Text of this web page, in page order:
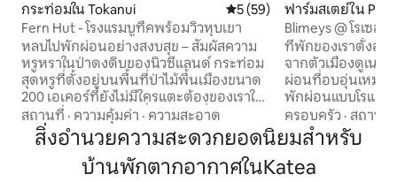
กระท่อมใน Tokanui คะแนนเฉลี่ย 5 จาก 5, 59 รีวิว
5 (59)
Fern Hut - โรงแรมบูทีคพร้อมวิวหุบเขา
หลบไปพักผ่อนอย่างสงบสุข – สัมผัสความ
หรูหราในป่าดงดิบของนิวซีแลนด์ กระท่อม
สุดหรูที่ตั้งอยู่บนพื้นที่ป่าไม้พื้นเมืองขนาด
200 เอเคอร์ที่ยังไม่มีใครแตะต้องของเราให้
บริการสุดยอดสถานที่พักผ่อน ตื่นมาพร้อม
กับพระอาทิตย์ขึ้นที่น่าทึ่ง ผ่อนคลายกับวิว
พาโนรามาเหนือเนินเขาสีเขียวขจี และเชื่อม
ต่อกับธรรมชาติอีกครั้ง ทั้งหมดนี้ทำได้จาก
สถานที่ · ความคุ้มค่า · ความสะอาด
ฟาร์มสเตย์ใน
eninsula
Blimeys @ โรเซลล์
ที่พักของเราตั้งอยู่
จากตัวเมืองดูเนดิ
ผ่อนที่อบอุ่นเหมา
พักผ่อนแบบโรแม
กลางแจ้ง เพลิดเ
ของภูมิทัศน์โดยร
คลาย สำหรับผู้ที่ต้
ลองสำรวจเส้นทา
ครอบครัว · สถานที่
สิ่งอำนวยความสะดวกยอดนิยมสำหรับ
บ้านพักตากอากาศในKatea